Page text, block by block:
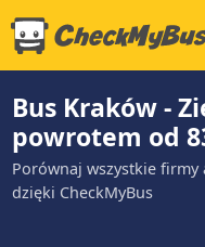
Bus Kraków -
powrotem od
Porównaj wszystkie
dzięki CheckMyBus